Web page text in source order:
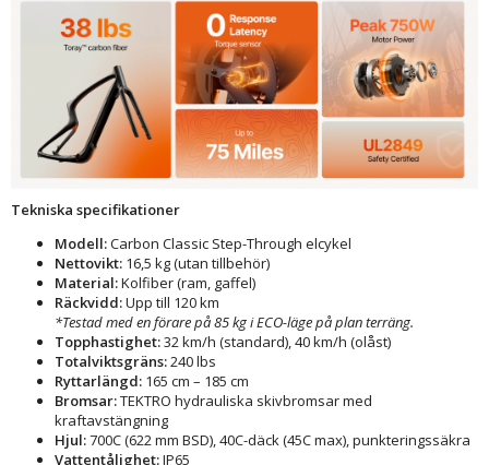
Tekniska specifikationer
Modell:Carbon Classic Step-Through elcykel
Nettovikt: 16,5 kg (utan tillbehör)
Material:Kolfiber (ram, gaffel)
Räckvidd:Upp till 120 km
*Testad med en förare på 85 kg i ECO-läge på plan terräng.
Topphastighet:32 km/h (standard), 40 km/h (olåst)
Totalviktsgräns:240 lbs
Ryttarlängd: 165 cm – 185 cm
Bromsar:TEKTRO hydrauliska skivbromsar med
kraftavstängning
Hjul:700C (622 mm BSD), 40C-däck (45C max), punkteringssäkra
Vattentålighet:IP65